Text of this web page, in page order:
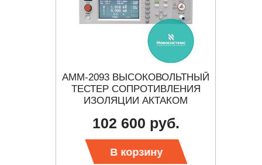
АММ-2093 ВЫСОКОВОЛЬТНЫЙ
ТЕСТЕР СОПРОТИВЛЕНИЯ
ИЗОЛЯЦИИ АКТАКОМ
102 600 руб.
В корзину